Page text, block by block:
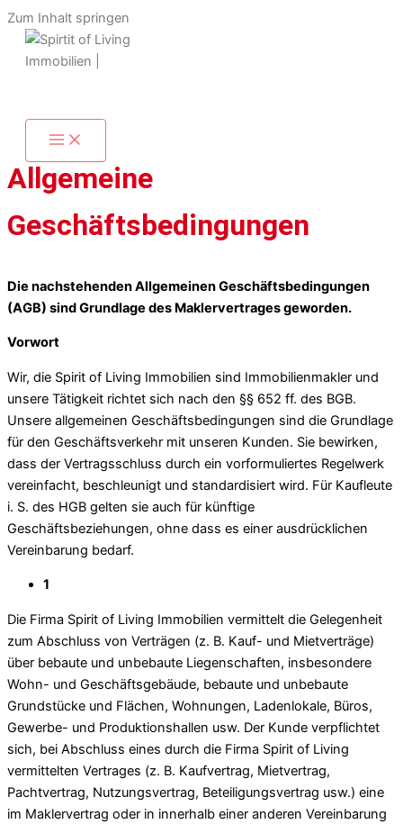
Zum Inhalt springen
AGB -
Allgemeine
Geschäftsbedingungen
Die nachstehenden Allgemeinen Geschäftsbedingungen
(AGB) sind Grundlage des Maklervertrages geworden.
Vorwort
Wir, die Spirit of Living Immobilien sind Immobilienmakler und
unsere Tätigkeit richtet sich nach den §§ 652 ff. des BGB.
Unsere allgemeinen Geschäftsbedingungen sind die Grundlage
für den Geschäftsverkehr mit unseren Kunden. Sie bewirken,
dass der Vertragsschluss durch ein vorformuliertes Regelwerk
vereinfacht, beschleunigt und standardisiert wird. Für Kaufleute
i. S. des HGB gelten sie auch für künftige
Geschäftsbeziehungen, ohne dass es einer ausdrücklichen
Vereinbarung bedarf.
1
Die Firma Spirit of Living Immobilien vermittelt die Gelegenheit
zum Abschluss von Verträgen (z. B. Kauf- und Mietverträge)
über bebaute und unbebaute Liegenschaften, insbesondere
Wohn- und Geschäftsgebäude, bebaute und unbebaute
Grundstücke und Flächen, Wohnungen, Ladenlokale, Büros,
Gewerbe- und Produktionshallen usw. Der Kunde verpflichtet
sich, bei Abschluss eines durch die Firma Spirit of Living
vermittelten Vertrages (z. B. Kaufvertrag, Mietvertrag,
Pachtvertrag, Nutzungsvertrag, Beteiligungsvertrag usw.) eine
im Maklervertrag oder in innerhalb einer anderen Vereinbarung